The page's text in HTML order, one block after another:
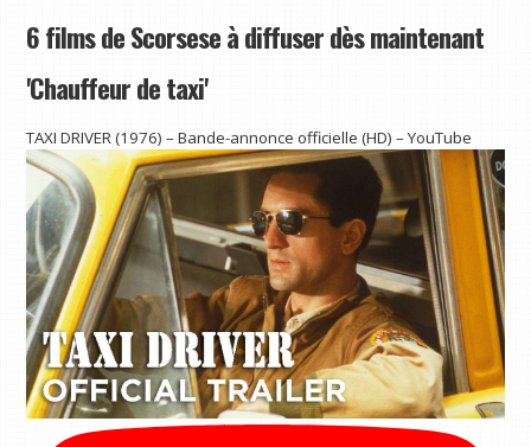
6 films de Scorsese à diffuser dès maintenant
'Chauffeur de taxi'
TAXI DRIVER (1976) – Bande-annonce officielle (HD) – YouTube